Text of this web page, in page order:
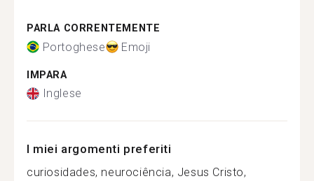
PARLA CORRENTEMENTE
Portoghese Emoji
IMPARA
Inglese
I miei argomenti preferiti
curiosidades, neurociência, Jesus Cristo,